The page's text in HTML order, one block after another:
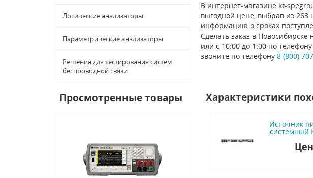
Логические анализаторы
Параметрические анализаторы
Решения для тестирования систем
беспроводной связи
Просмотренные товары
В интернет-магазине kt-
выгодной цене, выбрав из 263
информацию о сроках
Сделать заказ в
или с 10:00 до 1:00 по
звоните по телефону 8 (800)
Характеристики
Источник
системный